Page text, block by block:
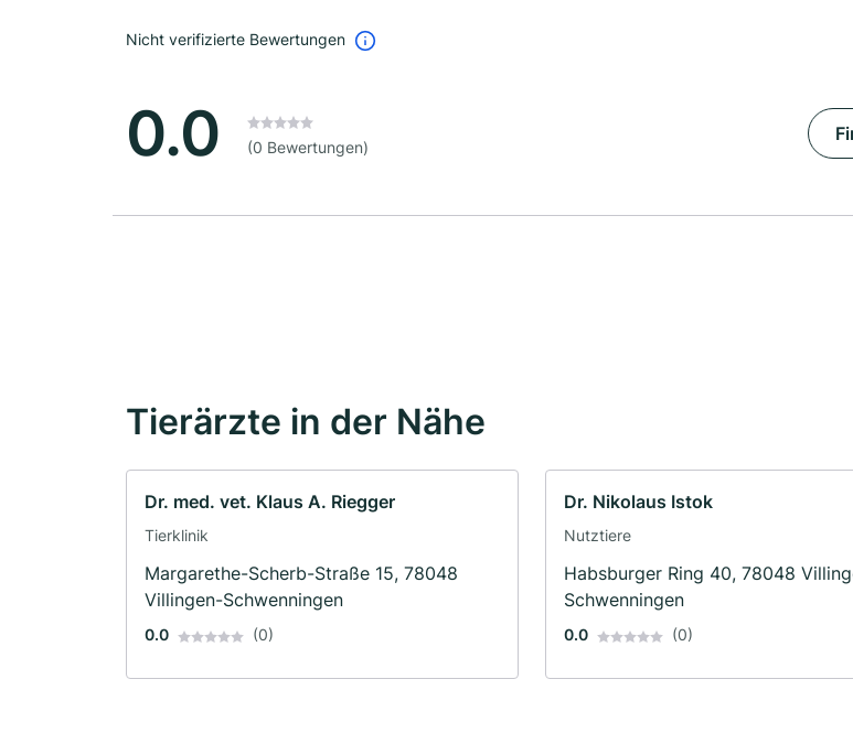
Nicht verifizierte Bewertungen
0.0 (0 Bewertungen)
Tierärzte in der Nähe
Dr. med. vet. Klaus A. Riegger
Tierklinik
Margarethe-Scherb-Straße 15, 78048
Villingen-Schwenningen
0.0 (0)
Dr. Nikolaus Istok
Nutztiere
Habsburger Ring 40, 78048
Schwenningen
0.0 (0)